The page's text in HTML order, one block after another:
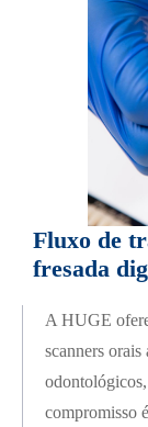
Fluxo de
fresada
A HUGE
scanners
compromisso